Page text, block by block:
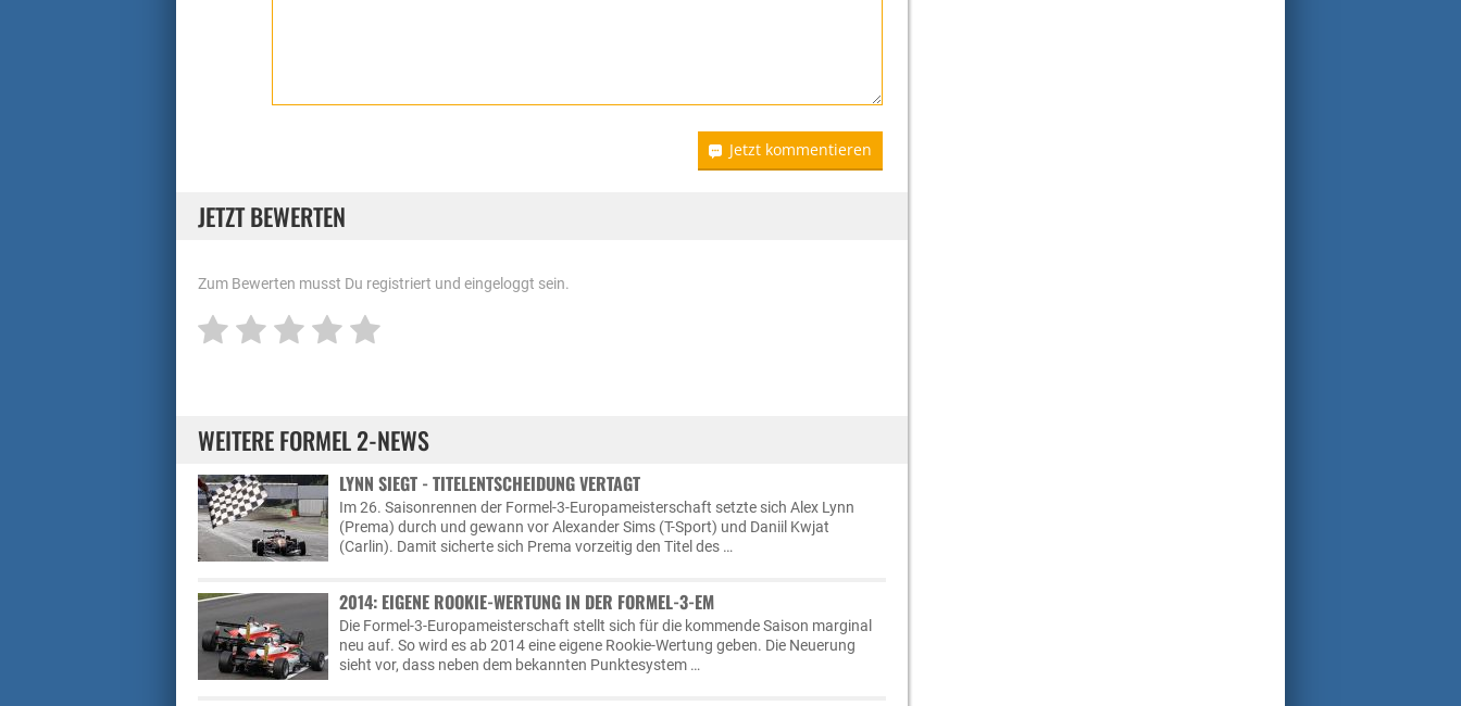
Jetzt kommentieren
JETZT BEWERTEN
Zum Bewerten musst Du registriert und eingeloggt sein.
WEITERE FORMEL 2-NEWS
LYNN SIEGT - TITELENTSCHEIDUNG VERTAGT
Im 26. Saisonrennen der Formel-3-Europameisterschaft setzte sich Alex Lynn
(Prema) durch und gewann vor Alexander Sims (T-Sport) und Daniil Kwjat
(Carlin). Damit sicherte sich Prema vorzeitig den Titel des …
2014: EIGENE ROOKIE-WERTUNG IN DER FORMEL-3-EM
Die Formel-3-Europameisterschaft stellt sich für die kommende Saison marginal
neu auf. So wird es ab 2014 eine eigene Rookie-Wertung geben. Die Neuerung
sieht vor, dass neben dem bekannten Punktesystem …